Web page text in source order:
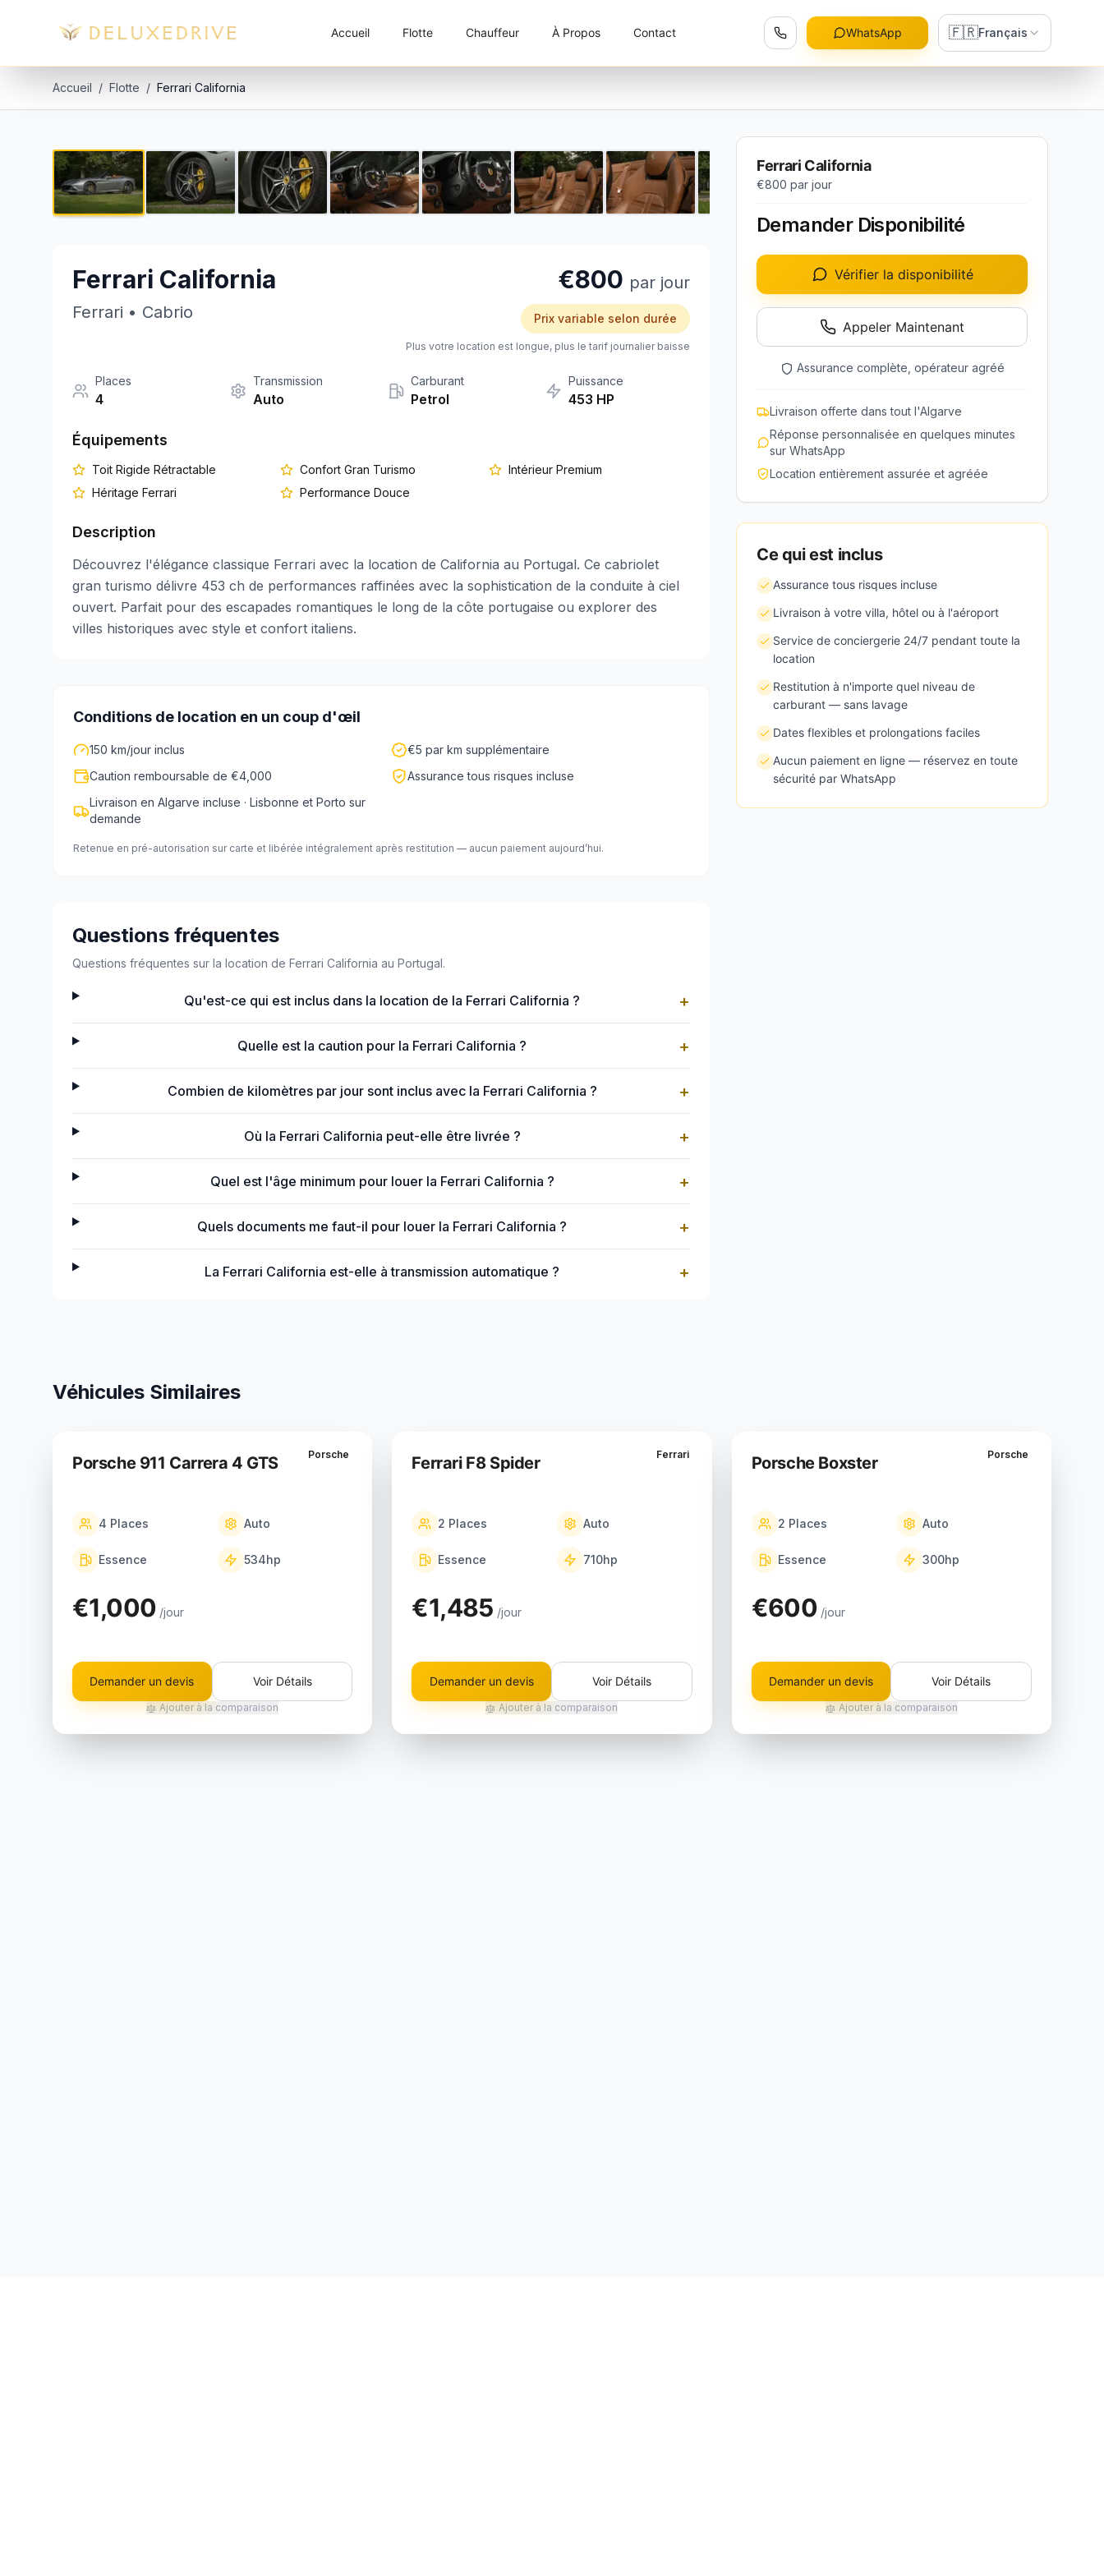
Accueil Flotte Chauffeur À Propos Contact WhatsApp 🇫🇷Français
Accueil / Flotte / Ferrari California
1 / 9
Ferrari California
Ferrari California
Ferrari • Cabrio
€800 par jour
Prix variable selon durée
Plus votre location est longue, plus le tarif journalier baisse
Places
4
Transmission
Auto
Carburant
Petrol
Puissance
453 HP
Équipements
Toit Rigide Rétractable Confort Gran Turismo
Intérieur Premium
Héritage Ferrari
Performance Douce
Description
Découvrez l'élégance classique Ferrari avec la location de California au Portugal. Ce cabriolet
gran turismo délivre 453 ch de performances raffinées avec la sophistication de la conduite à ciel
ouvert. Parfait pour des escapades romantiques le long de la côte portugaise ou explorer des
villes historiques avec style et confort italiens.
Conditions de location en un coup d'œil
150 km/jour inclus
€5 par km supplémentaire
Caution remboursable de €4,000
Assurance tous risques incluse
Livraison en Algarve incluse · Lisbonne et Porto sur
demande
Retenue en pré-autorisation sur carte et libérée intégralement après restitution — aucun paiement aujourd’hui.
Questions fréquentes
Questions fréquentes sur la location de Ferrari California au Portugal.
Qu'est-ce qui est inclus dans la location de la Ferrari California ? +
Quelle est la caution pour la Ferrari California ? +
Combien de kilomètres par jour sont inclus avec la Ferrari California ? +
Où la Ferrari California peut-elle être livrée ? +
Quel est l'âge minimum pour louer la Ferrari California ? +
Quels documents me faut-il pour louer la Ferrari California ? +
La Ferrari California est-elle à transmission automatique ? +
Ferrari California
€800 par jour
Demander Disponibilité
Vérifier la disponibilité
Appeler Maintenant
Assurance complète, opérateur agréé
Livraison offerte dans tout l'Algarve
Réponse personnalisée en quelques minutes
sur WhatsApp
Location entièrement assurée et agréée
Ce qui est inclus
Assurance tous risques incluse
Livraison à votre villa, hôtel ou à l'aéroport
Service de conciergerie 24/7 pendant toute la
location
Restitution à n'importe quel niveau de
carburant — sans lavage
Dates flexibles et prolongations faciles
Aucun paiement en ligne — réservez en toute
sécurité par WhatsApp
Véhicules Similaires
Porsche
Porsche 911 Carrera 4 GTS
4 Places Auto
Essence 534hp
€1,000 /jour
Demander un devis Voir Détails
Ajouter à la comparaison
Ferrari
Ferrari F8 Spider
2 Places Auto
Essence 710hp
€1,485 /jour
Demander un devis Voir Détails
Ajouter à la comparaison
Porsche
Porsche Boxster
2 Places Auto
Essence 300hp
€600 /jour
Demander un devis Voir Détails
Ajouter à la comparaison